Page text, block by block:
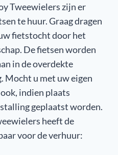
Tweewielers zijn er
te huur. Graag dragen
fietstocht door het
De fietsen worden
in de overdekte
Mocht u met uw eigen
indien plaats
geplaatst worden.
heeft de
voor de verhuur: